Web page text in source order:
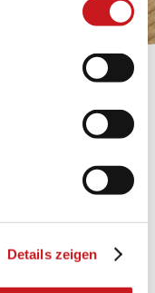
wer wir sind, wie
Hier geht’s zum
Details zeigen
Papier. Perfekt zu